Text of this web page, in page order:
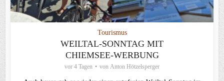
Tourismus
WEILTAL-SONNTAG MIT
CHIEMSEE-WERBUNG
vor 4 Tagen von Anton Hötzelsperger